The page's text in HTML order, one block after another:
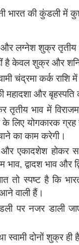
भारत की कुंडली में
लग्नेश शुक्र तृतीय
है केवल शुक्र और
चंद्रमा कर्क राशि
महादशा और बृहस्पति
तृतीय भाव में
लिए योगकारक
का काम करेगी।
एकादशेश होकर
द्वादश भाव और
तो स्पष्ट है कि
वाली हैं।
पर नजर डाली
स्वामी दोनों शुक्र